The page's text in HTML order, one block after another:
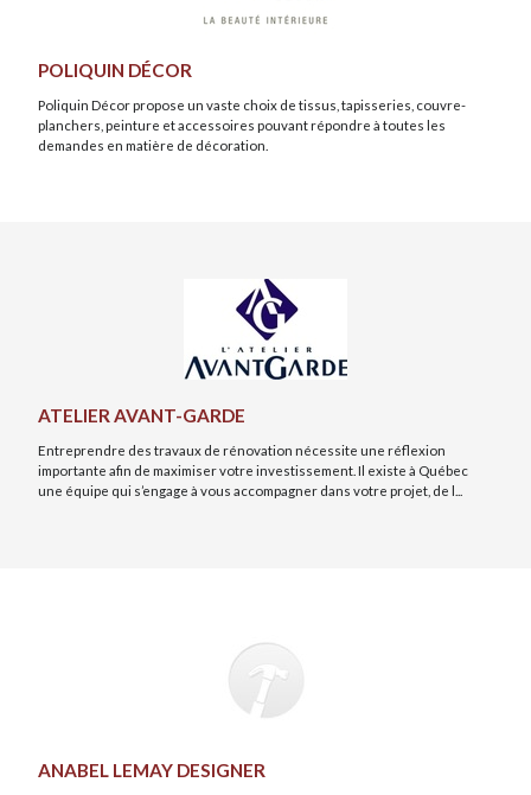
POLIQUIN DÉCOR
Poliquin Décor propose un vaste choix de tissus, tapisseries, couvre-
planchers, peinture et accessoires pouvant répondre à toutes les
demandes en matière de décoration.
ATELIER AVANT-GARDE
Entreprendre des travaux de rénovation nécessite une réflexion
importante afin de maximiser votre investissement. Il existe à Québec
une équipe qui s’engage à vous accompagner dans votre projet, de l...
ANABEL LEMAY DESIGNER